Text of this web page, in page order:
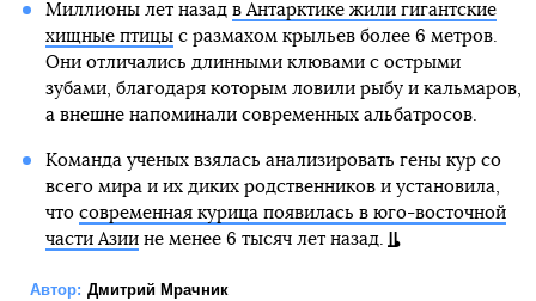
Миллионы лет назад в Антарктике жили гигантские
хищные птицыс размахом крыльев более 6 метров.
Они отличались длинными клювами с острыми
зубами, благодаря которым ловили рыбу и кальмаров,
а внешне напоминали современных альбатросов.
Команда ученых взялась анализировать гены кур со
всего мира и их диких родственников и установила,
что современная курица появилась в юго-восточной
части Азиине менее 6 тысяч лет назад.
Автор: Дмитрий Мрачник